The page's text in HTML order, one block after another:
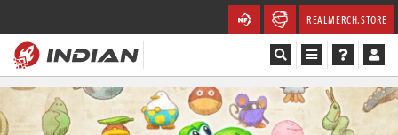
REALMERCH.STORE
Magazín